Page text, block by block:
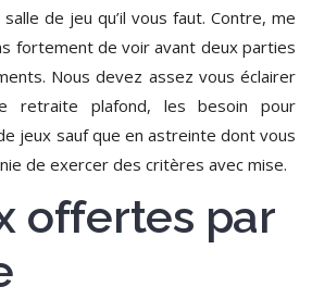
de jeu qu’il vous faut. Contre, me
fortement de voir avant deux parties
Nous devez assez vous éclairer
retraite plafond, les besoin pour
jeux sauf que en astreinte dont vous
de exercer des critères avec mise.
offertes par